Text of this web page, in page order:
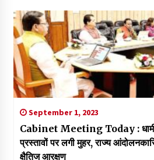
September 1, 2023
Cabinet Meeting Today :
प्रस्तावों पर लगी मुहर, राज्य
क्षैतिज आरक्षण